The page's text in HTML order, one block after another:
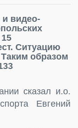
и видео-
Ситуацию
образом
сказал и.о.
Евгений